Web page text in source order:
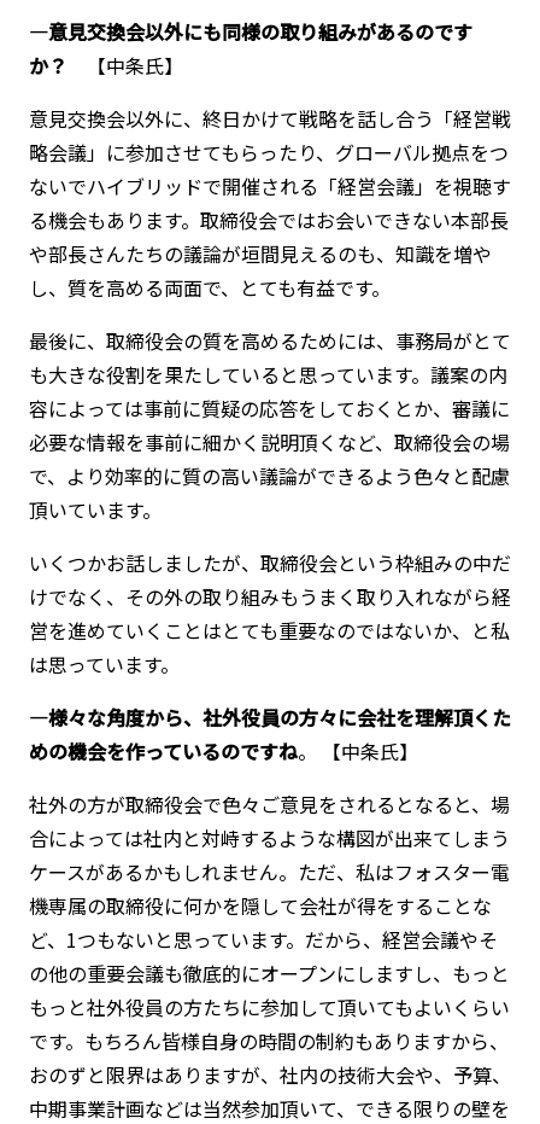
―意見交換会以外にも同様の取り組みがあるのです
か？
【中条氏】
意見交換会以外に、終日かけて戦略を話し合う「経営戦
略会議」に参加させてもらったり、グローバル拠点をつ
ないでハイブリッドで開催される「経営会議」を視聴す
る機会もあります。取締役会ではお会いできない本部長
や部長さんたちの議論が垣間見えるのも、知識を増や
し、質を高める両面で、とても有益です。
最後に、取締役会の質を高めるためには、事務局がとて
も大きな役割を果たしていると思っています。議案の内
容によっては事前に質疑の応答をしておくとか、審議に
必要な情報を事前に細かく説明頂くなど、取締役会の場
で、より効率的に質の高い議論ができるよう色々と配慮
頂いています。
いくつかお話しましたが、取締役会という枠組みの中だ
けでなく、その外の取り組みもうまく取り入れながら経
営を進めていくことはとても重要なのではないか、と私
は思っています。
―様々な角度から、社外役員の方々に会社を理解頂くた
めの機会を作っているのですね。 【中条氏】
社外の方が取締役会で色々ご意見をされるとなると、場
合によっては社内と対峙するような構図が出来てしまう
ケースがあるかもしれません。ただ、私はフォスター電
機専属の取締役に何かを隠して会社が得をすることな
ど、1つもないと思っています。だから、経営会議やそ
の他の重要会議も徹底的にオープンにしますし、もっと
もっと社外役員の方たちに参加して頂いてもよいくらい
です。もちろん皆様自身の時間の制約もありますから、
おのずと限界はありますが、社内の技術大会や、予算、
中期事業計画などは当然参加頂いて、できる限りの壁を